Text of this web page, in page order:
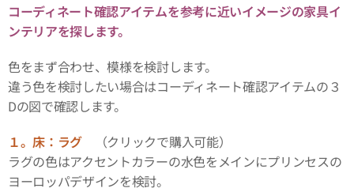
コーディネート確認アイテムを参考に近いイメージの家具イ
ンテリアを探します。
色をまず合わせ、模様を検討します。
違う色を検討したい場合はコーディネート確認アイテムの３
Dの図で確認します。
１。床：ラグ
（クリックで購入可能）
ラグの色はアクセントカラーの水色をメインにプリンセスの
ヨーロッパデザインを検討。